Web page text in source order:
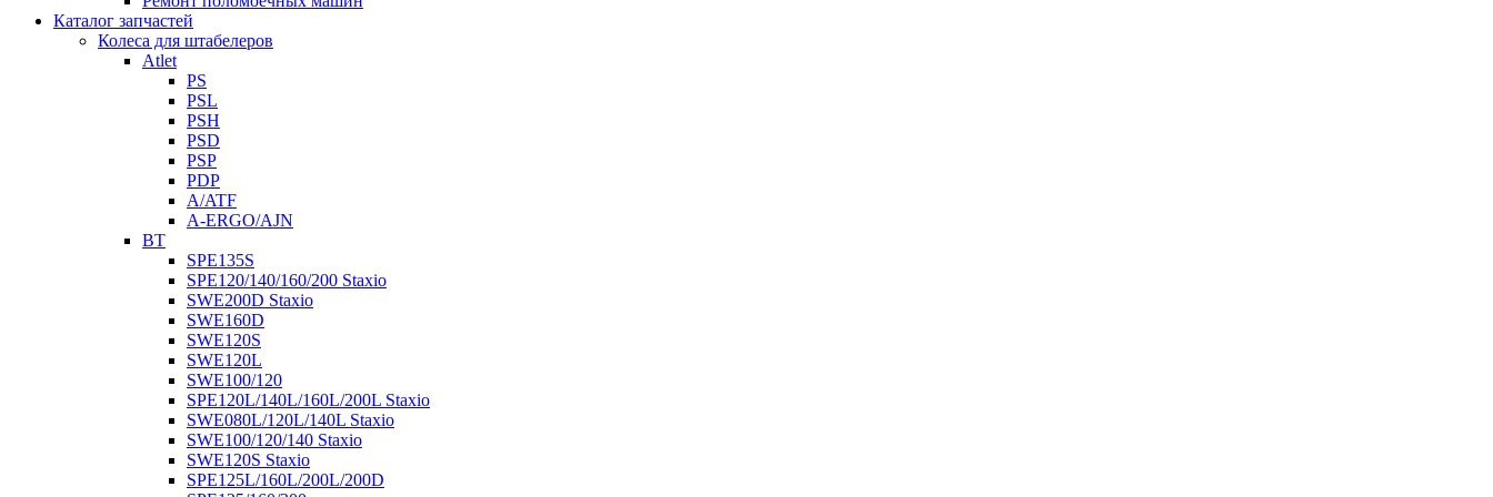
Каталог запчастей
Колеса для штабелеров
Atlet
PS
PSL
PSH
PSD
PSP
PDP
A/ATF
A-ERGO/AJN
BT
SPE135S
SPE120/140/160/200 Staxio
SWE200D Staxio
SWE160D
SWE120S
SWE120L
SWE100/120
SPE120L/140L/160L/200L Staxio
SWE080L/120L/140L Staxio
SWE100/120/140 Staxio
SWE120S Staxio
SPE125L/160L/200L/200D